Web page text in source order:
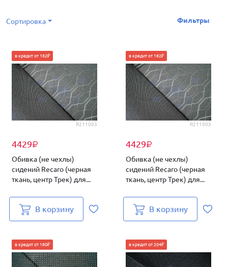
Сортировка Фильтры
R211003
4429₽
в кредит от 182₽
Обивка (не чехлы)
сидений Recaro (черная
ткань, центр Трек) для...
В корзину
R211003
4429₽
в кредит от 182₽
Обивка (не чехлы)
сидений Recaro (черная
ткань, центр Трек) для...
В корзину
в кредит от 180₽ в кредит от 204₽